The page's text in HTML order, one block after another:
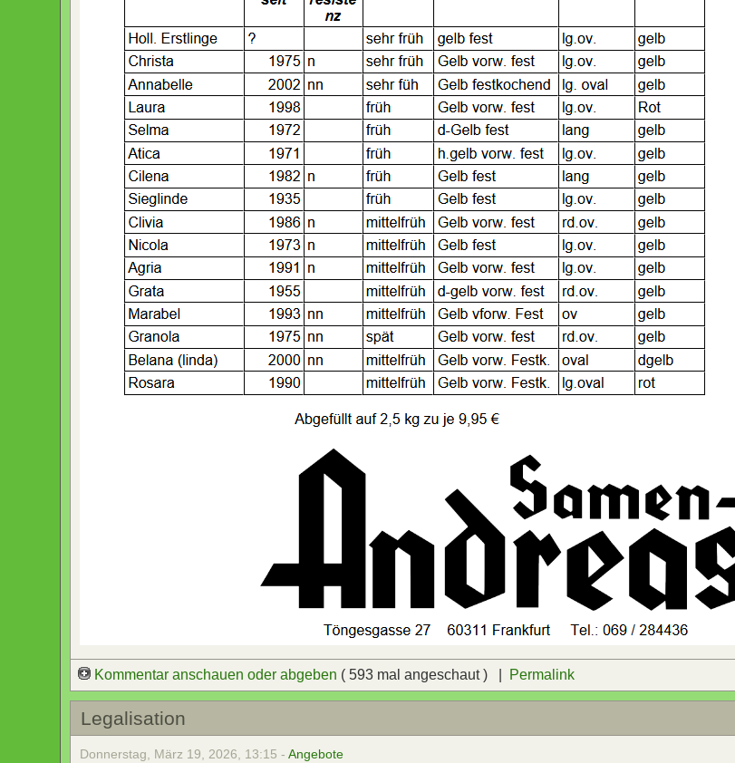
Kommentar anschauen oder abgeben ( 593 mal angeschaut ) | Permalink
Legalisation
Donnerstag, März 19, 2026, 13:15 -Angebote